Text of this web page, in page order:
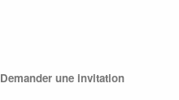
Demander une invitation